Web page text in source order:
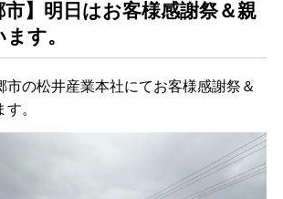
市】明日はお客様感謝祭＆親
す。
市の松井産業本社にてお客様感謝祭＆
。